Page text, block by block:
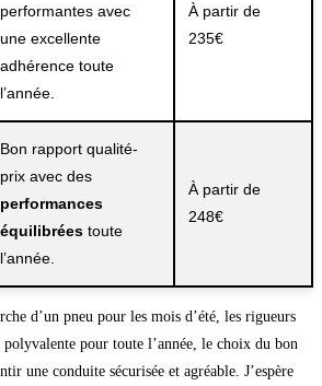
performantes avec
une excellente
adhérence toute
l’année.
À partir de
235€
Bon rapport qualité-
prix avec des
performances
équilibrées toute
l’année.
À partir de
248€
d’un pneu pour les mois d’été, les rigueurs
pour toute l’année, le choix du bon
une conduite sécurisée et agréable. J’espère